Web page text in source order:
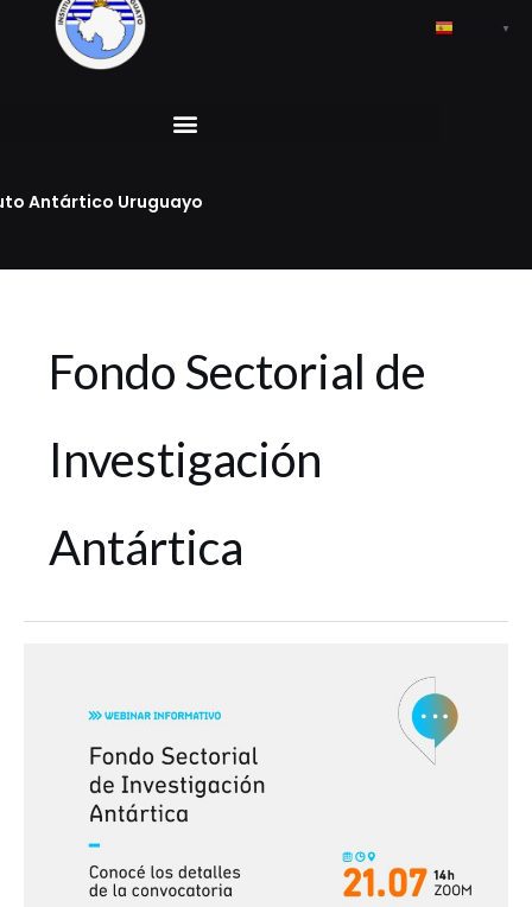
Antártico Uruguayo
Fondo Sectorial de
Investigación
Antártica
▼